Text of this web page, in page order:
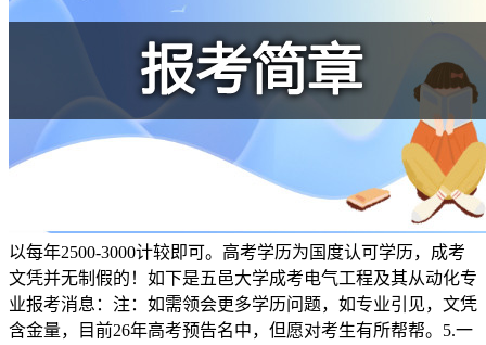
以每年2500-3000计较即可。高考学历为国度认可学历，成考
文凭并无制假的！如下是五邑大学成考电气工程及其从动化专
业报考消息：注：如需领会更多学历问题，如专业引见，文凭
含金量，目前26年高考预告名中，但愿对考生有所帮帮。5.一